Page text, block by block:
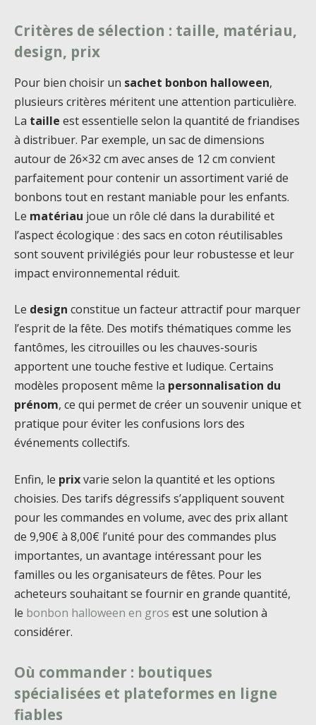
Critères de sélection : taille, matériau,
design, prix
Pour bien choisir un sachet bonbon halloween,
plusieurs critères méritent une attention particulière.
La taille est essentielle selon la quantité de friandises
à distribuer. Par exemple, un sac de dimensions
autour de 26×32 cm avec anses de 12 cm convient
parfaitement pour contenir un assortiment varié de
bonbons tout en restant maniable pour les enfants.
Le matériau joue un rôle clé dans la durabilité et
l’aspect écologique : des sacs en coton réutilisables
sont souvent privilégiés pour leur robustesse et leur
impact environnemental réduit.
Le design constitue un facteur attractif pour marquer
l’esprit de la fête. Des motifs thématiques comme les
fantômes, les citrouilles ou les chauves-souris
apportent une touche festive et ludique. Certains
modèles proposent même la personnalisation du
prénom, ce qui permet de créer un souvenir unique et
pratique pour éviter les confusions lors des
événements collectifs.
Enfin, le prixvarie selon la quantité et les options
choisies. Des tarifs dégressifs s’appliquent souvent
pour les commandes en volume, avec des prix allant
de 9,90€ à 8,00€ l’unité pour des commandes plus
importantes, un avantage intéressant pour les
familles ou les organisateurs de fêtes. Pour les
acheteurs souhaitant se fournir en grande quantité,
le bonbon halloween en gros est une solution à
considérer.
Où commander : boutiques
spécialisées et plateformes en ligne
fiables